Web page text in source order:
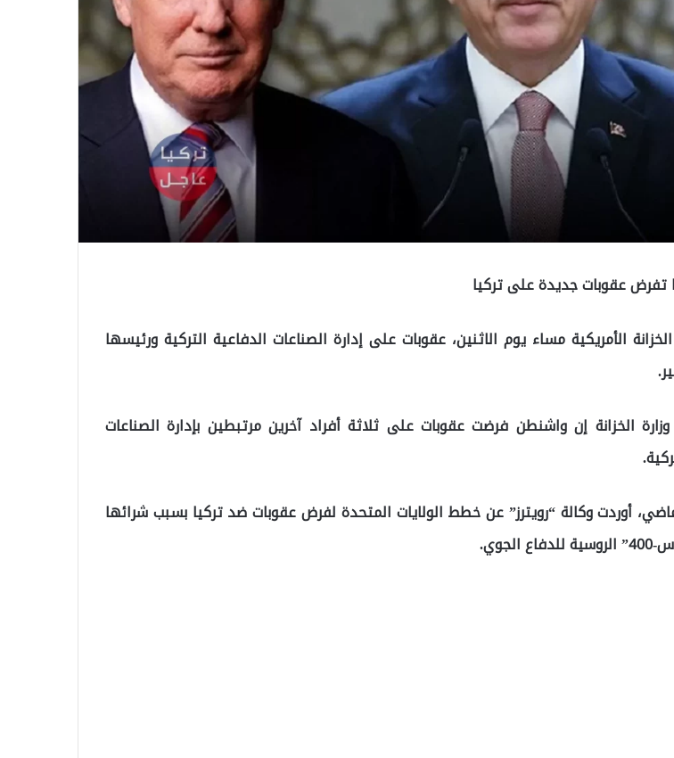
تفرض عقوبات جديدة على تركيا
الأمريكية مساء يوم الاثنين، عقوبات على إدارة الصناعات الدفاعية التركية ورئيسها
الخزانة إن واشنطن فرضت عقوبات على ثلاثة أفراد آخرين مرتبطين بإدارة الصناعات
أوردت وكالة “رويترز” عن خطط الولايات المتحدة لفرض عقوبات ضد تركيا بسبب شرائها
الجوي.